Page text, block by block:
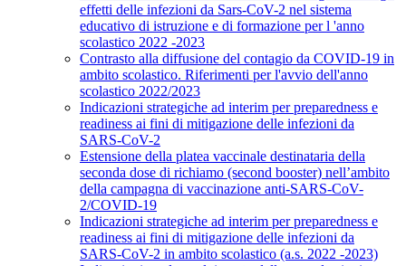
effetti delle infezioni da Sars-CoV-2 nel sistema
educativo di istruzione e di formazione per l 'anno
scolastico 2022 -2023
Contrasto alla diffusione del contagio da COVID-19 in
ambito scolastico. Riferimenti per l'avvio dell'anno
scolastico 2022/2023
Indicazioni strategiche ad interim per preparedness e
readiness ai fini di mitigazione delle infezioni da
SARS-CoV-2
Estensione della platea vaccinale destinataria della
seconda dose di richiamo (second booster) nell’ambito
della campagna di vaccinazione anti-SARS-CoV-
2/COVID-19
Indicazioni strategiche ad interim per preparedness e
readiness ai fini di mitigazione delle infezioni da
SARS-CoV-2 in ambito scolastico (a.s. 2022 -2023)